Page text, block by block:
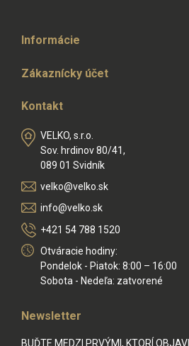
Informácie
Zákaznícky účet
Kontakt
VELKO, s.r.o.
Sov. hrdinov 80/41,
089 01 Svidník
velko@velko.sk
info@velko.sk
+421 54 788 1520
Otváracie hodiny:
Pondelok - Piatok: 8:00 – 16:00
Sobota - Nedeľa: zatvorené
Newsletter
BUĎTE MEDZI PRVÝMI, KTORÍ